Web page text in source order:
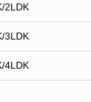
2LDK
3LDK
4LDK